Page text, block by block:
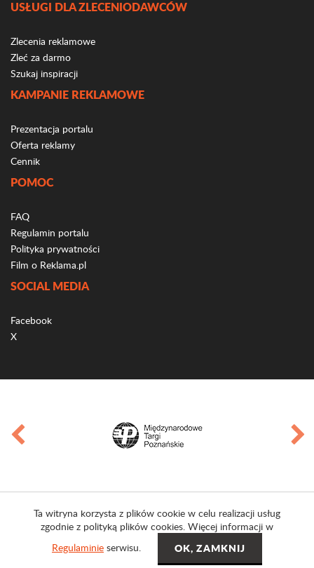
USŁUGI DLA ZLECENIODAWCÓW
Zlecenia reklamowe
Zleć za darmo
Szukaj inspiracji
KAMPANIE REKLAMOWE
Prezentacja portalu
Oferta reklamy
Cennik
POMOC
FAQ
Regulamin portalu
Polityka prywatności
Film o Reklama.pl
SOCIAL MEDIA
Facebook
X
Ta witryna korzysta z plików cookie w celu realizacji usług
zgodnie z polityką plików cookies. Więcej informacji w
Regulaminie serwisu.